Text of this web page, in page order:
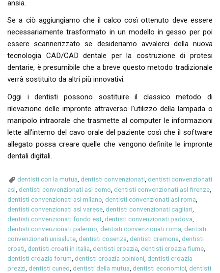
ansia.
Se a ciò aggiungiamo che il calco così ottenuto deve essere
necessariamente trasformato in un modello in gesso per poi
essere scannerizzato se desideriamo avvalerci della nuova
tecnologia CAD/CAD dentale per la costruzione di protesi
dentarie, è presumibile che a breve questo metodo tradizionale
verrà sostituito da altri più innovativi.
Oggi i dentisti possono sostituire il classico metodo di
rilevazione delle impronte attraverso l’utilizzo della lampada o
manipolo intraorale che trasmette al computer le informazioni
lette all’interno del cavo orale del paziente così che il software
allegato possa creare quelle che vengono definite le impronte
dentali digitali.
dentisti con la mutua ,dentisti convenzionati ,dentisti convenzionati
asl ,dentisti convenzionati asl como ,dentisti convenzionati asl firenze
dentisti convenzionati asl milano ,dentisti convenzionati asl roma
dentisti convenzionati asl varese ,dentisti convenzionati cagliari
dentisti convenzionati fondo est ,dentisti convenzionati padova
dentisti convenzionati palermo ,dentisti convenzionati roma ,dentisti
convenzionati unisalute ,dentisti cosenza ,dentisti cremona ,dentisti
croati ,dentisti croati in italia ,dentisti croazia ,dentisti croazia fiume
dentisti croazia forum ,dentisti croazia opinioni ,dentisti croazia
prezzi ,dentisti cuneo ,dentisti della mutua ,dentisti economici ,dentisti